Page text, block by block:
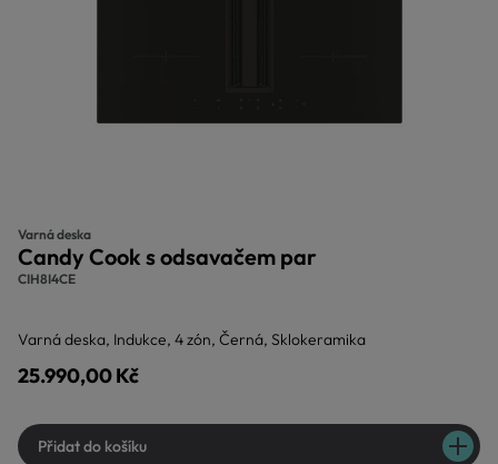
Varná deska
Candy Cook s odsavačem par
CIH8I4CE
Varná deska, Indukce, 4 zón, Černá, Sklokeramika
25.990,00 Kč
Přidat do košíku